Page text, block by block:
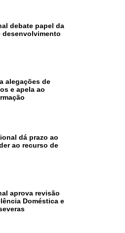
debate papel da
desenvolvimento
alegações de
e apela ao
dá prazo ao
ao recurso de
aprova revisão
Doméstica e